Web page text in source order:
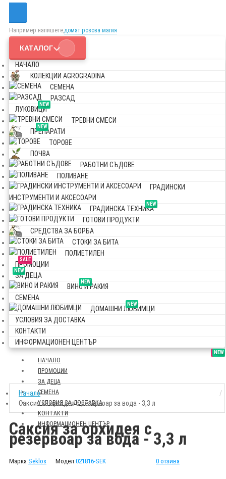
Например напишете,домат розова магия
КАТАЛОГ
НАЧАЛО
КОЛЕКЦИИ AGROGRADINA
СЕМЕНА
РАЗСАД
NEW
ЛУКОВИЦИ
ТРЕВНИ СМЕСИ
NEW
ПРЕПАРАТИ
ТОРОВЕ
ПОЧВА
РАБОТНИ СЪДОВЕ
ПОЛИВАНЕ
ГРАДИНСКИ
ИНСТРУМЕНТИ И АКСЕСОАРИ
NEW
ГРАДИНСКА ТЕХНИКА
ГОТОВИ ПРОДУКТИ
СРЕДСТВА ЗА БОРБА
СТОКИ ЗА БИТА
ПОЛИЕТИЛЕН
SALE
ПРОМОЦИИ
NEW
ЗА ДЕЦА
NEW
ВИНО И РАКИЯ
СЕМЕНА
NEW
ДОМАШНИ ЛЮБИМЦИ
УСЛОВИЯ ЗА ДОСТАВКА
КОНТАКТИ
ИНФОРМАЦИОНЕН ЦЕНТЪР
НАЧАЛО
SALE
ПРОМОЦИИ
NEW
ЗА ДЕЦА
СЕМЕНА
УСЛОВИЯ ЗА ДОСТАВКА
КОНТАКТИ
ИНФОРМАЦИОНЕН ЦЕНТЪР
Начало
Саксия за орхидея с резервоар за вода - 3,3 л
Саксия за орхидея с
резервоар за вода - 3,3 л
Марка Seklos Модел 021816-SEK 0 отзива